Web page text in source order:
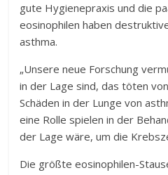
gute Hygienepraxis und die
eosinophilen haben
asthma.
„Unsere neue Forschung
in der Lage sind, das töten
Schäden in der Lunge von
eine Rolle spielen in der
der Lage wäre, um die
Die größte eosinophilen-